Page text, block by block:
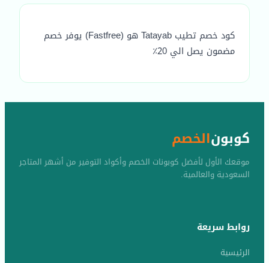
كود خصم تطيب Tatayab هو (Fastfree) يوفر خصم
مضمون يصل الي 20٪
كوبونالخصم
موقعك الأول لأفضل كوبونات الخصم وأكواد التوفير من أشهر المتاجر
السعودية والعالمية.
روابط سريعة
الرئيسية